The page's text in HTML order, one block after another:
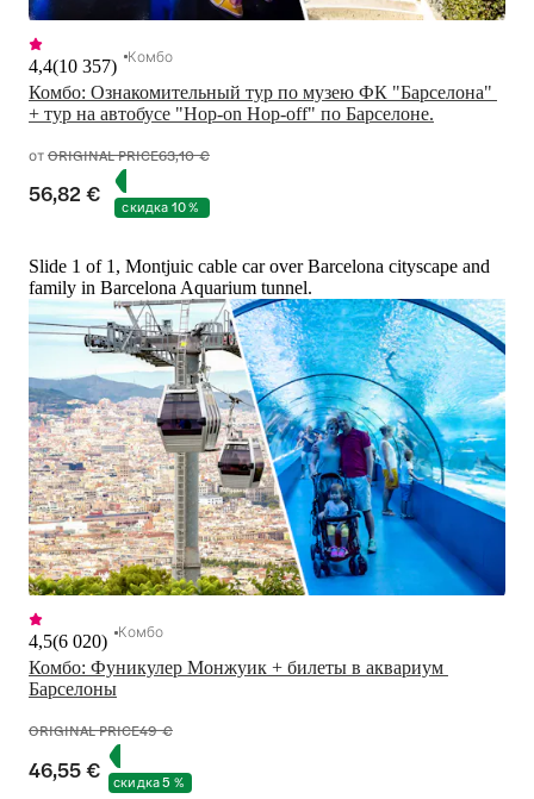
Комбо: Ознакомительный тур по музею ФК "Барселона"
+ тур на автобусе "Hop-on Hop-off" по Барселоне.
4,4(10 357) Комбо
отORIGINAL PRICE63,10 €
56,82 € скидка 10 %
Slide 1 of 1, Montjuic cable car over Barcelona cityscape and
family in Barcelona Aquarium tunnel.
Комбо: Фуникулер Монжуик + билеты в аквариум
Барселоны
4,5(6 020) Комбо
ORIGINAL PRICE49 €
46,55 € скидка 5 %